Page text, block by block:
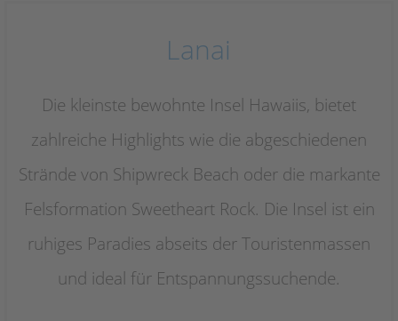
Lanai
Die kleinste bewohnte Insel Hawaiis, bietet
zahlreiche Highlights wie die abgeschiedenen
Strände von Shipwreck Beach oder die markante
Felsformation Sweetheart Rock. Die Insel ist ein
ruhiges Paradies abseits der Touristenmassen
und ideal für Entspannungssuchende.